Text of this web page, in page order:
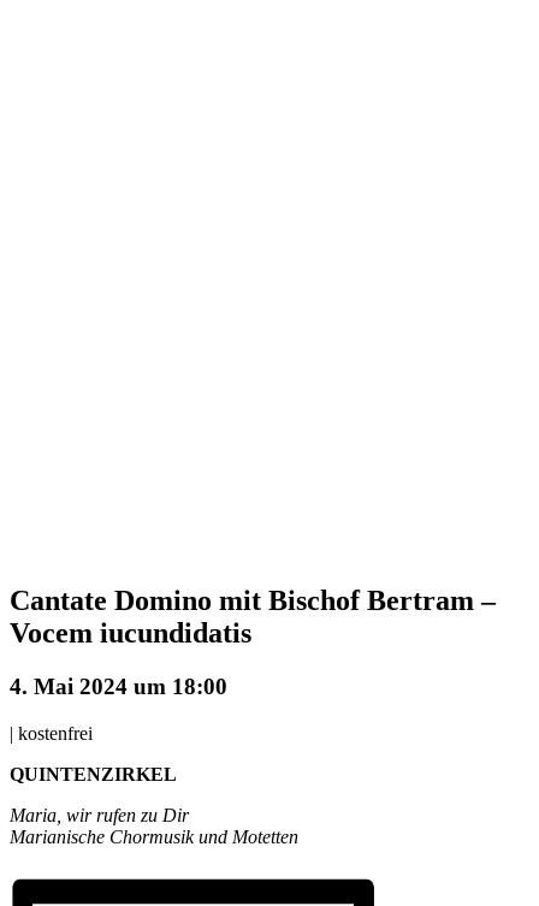
Cantate Domino mit Bischof Bertram –
Vocem iucundidatis
4. Mai 2024 um 18:00
| kostenfrei
QUINTENZIRKEL
Maria, wir rufen zu Dir
Marianische Chormusik und Motetten